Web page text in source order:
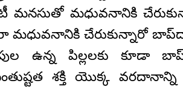
మనసుతో మధువనానికి
మధువనానికి చేరుకున్నారో
ఉన్న పిల్లలకు కూడా
శక్తి యొక్క